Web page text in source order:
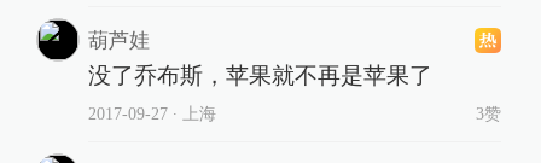
葫芦娃
没了乔布斯，苹果就不再是苹果了
2017-09-27∙ 上海 3赞